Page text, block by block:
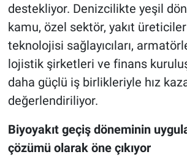
destekliyor. Denizcilikte yeşil
kamu, özel sektör, yakıt
teknolojisi sağlayıcıları,
lojistik şirketleri ve finans
daha güçlü iş birlikleriyle hız
değerlendiriliyor.
Biyoyakıt geçiş döneminin
çözümü olarak öne çıkıyor